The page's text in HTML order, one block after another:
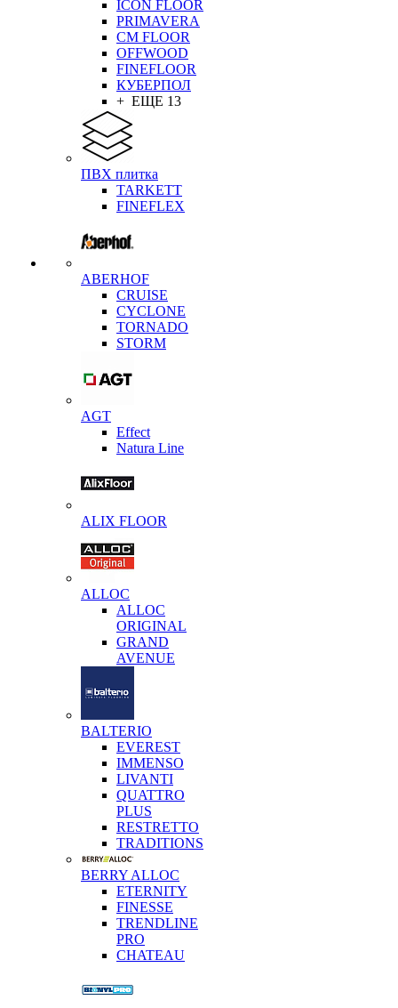
ICON FLOOR
PRIMAVERA
CM FLOOR
OFFWOOD
FINEFLOOR
КУБЕРПОЛ
+ ЕЩЕ 13
ПВХ плитка
TARKETT
FINEFLEX
ABERHOF
CRUISE
CYCLONE
TORNADO
STORM
AGT
Effect
Natura Line
ALIX FLOOR
ALLOC
ALLOC
ORIGINAL
GRAND
AVENUE
BALTERIO
EVEREST
IMMENSO
LIVANTI
QUATTRO
PLUS
RESTRETTO
TRADITIONS
BERRY ALLOC
ETERNITY
FINESSE
TRENDLINE
PRO
CHATEAU